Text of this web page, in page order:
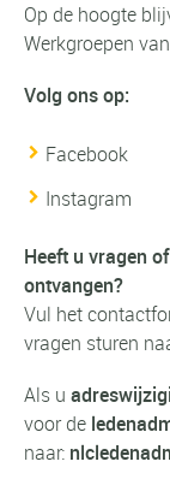
Op de hoogte
Werkgroepen
Volg ons op:
Facebook
Instagram
Heeft u vragen
ontvangen?
Vul het
vragen sturen
Als u
voor de
naar: